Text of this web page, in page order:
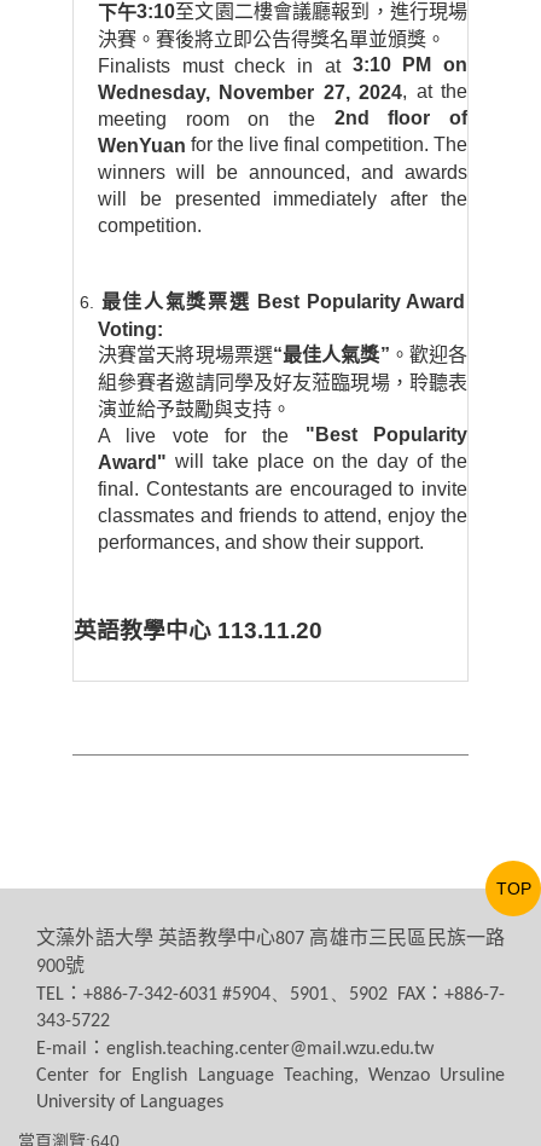
下午3:10至文園二樓會議廳報到，進行現場
決賽。賽後將立即公告得獎名單並頒獎。
Finalists must check in at 3:10 PM on
Wednesday, November 27, 2024, at the
meeting room on the 2nd floor of
WenYuan for the live final competition. The
winners will be announced, and awards
will be presented immediately after the
competition.
最佳人氣獎票選 Best Popularity Award
Voting:
決賽當天將現場票選“最佳人氣獎” 。歡迎各
組參賽者邀請同學及好友蒞臨現場，聆聽表
演並給予鼓勵與支持。
A live vote for the "Best Popularity
Award" will take place on the day of the
final. Contestants are encouraged to invite
classmates and friends to attend, enjoy the
performances, and show their support.
英語教學中心 113.11.20
文藻外語大學 英語教學中心807 高雄市三民區民族一路
900號
TEL ：+886-7-342-6031 #5904、5901、5902 FAX：+886-7-
343-5722
E-mail
： english.teaching.center@mail.wzu.edu.tw
Center for English Language Teaching, Wenzao Ursuline
University of Languages
當頁瀏覽:640
TOP